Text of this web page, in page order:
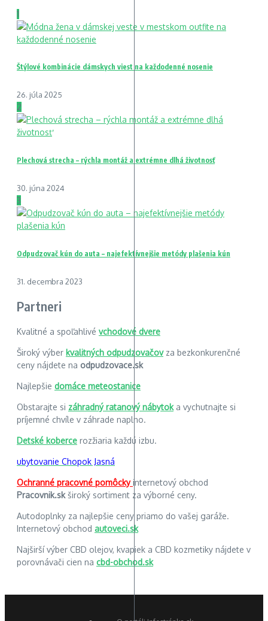
1
Štýlové kombinácie dámskych viest na každodenné nosenie
26. júla 2025
2
Plechová strecha – rýchla montáž a extrémne dlhá životnosť
30. júna 2024
3
Odpudzovač kún do auta – najefektívnejšie metódy plašenia kún
31. decembra 2023
Partneri
Kvalitné a spoľahlivé vchodové dvere
Široký výber kvalitných odpudzovačovza bezkonkurenčné
ceny nájdete na odpudzovace.sk
Najlepšie domáce meteostanice
Obstarajte si záhradný ratanový nábytoka vychutnajte si
príjemné chvíle v záhrade naplno.
Detské koberce rozžiaria každú izbu.
ubytovanie Chopok Jasná
Ochranné pracovné pomôckyinternetový obchod
Pracovnik.skširoký sortiment za výborné ceny.
Autodoplnky za najlepšie ceny priamo do vašej garáže.
Internetový obchod autoveci.sk
Najširší výber CBD olejov, kvapiek a CBD kozmetiky nájdete v
porovnávači cien na cbd-obchod.sk